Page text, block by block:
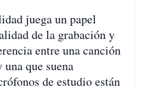
juega un papel
de la grabación y
entre una canción
que suena
de estudio están